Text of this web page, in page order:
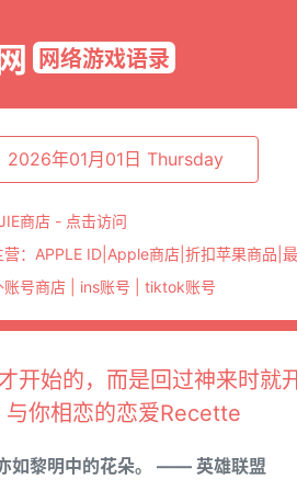
网络游戏语录
2026年01月01日 Thursday
商店 - 点击访问
：APPLE ID|Apple商店|折扣苹果商品|
号商店 | ins账号 | tiktok账号
开始的，而是回过神来时就
你相恋的恋爱Recette
如黎明中的花朵。 —— 英雄联盟